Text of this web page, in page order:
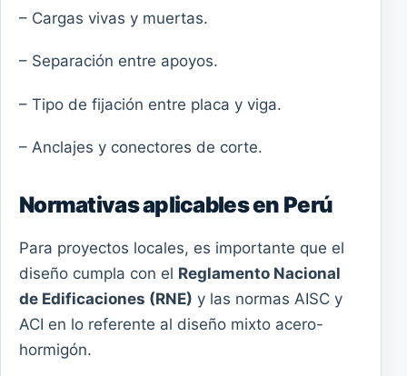
– Cargas vivas y muertas.
– Separación entre apoyos.
– Tipo de fijación entre placa y viga.
– Anclajes y conectores de corte.
Normativas aplicables en Perú
Para proyectos locales, es importante que el
diseño cumpla con el Reglamento Nacional
de Edificaciones (RNE) y las normas AISC y
ACI en lo referente al diseño mixto acero-
hormigón.